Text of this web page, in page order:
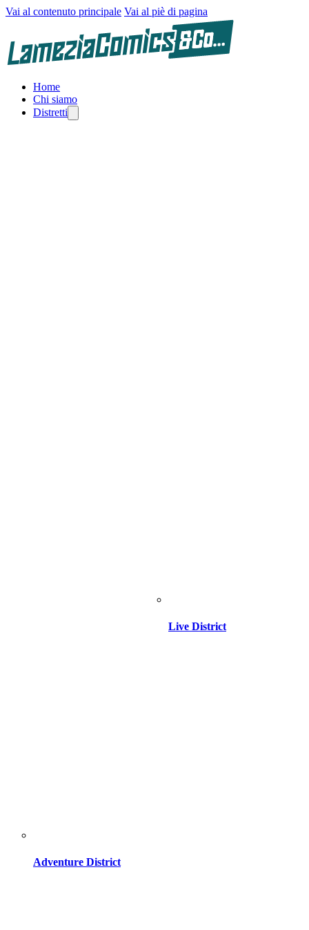
Vai al contenuto principale Vai al piè di pagina
Home
Chi siamo
Distretti
Adventure District
Live District